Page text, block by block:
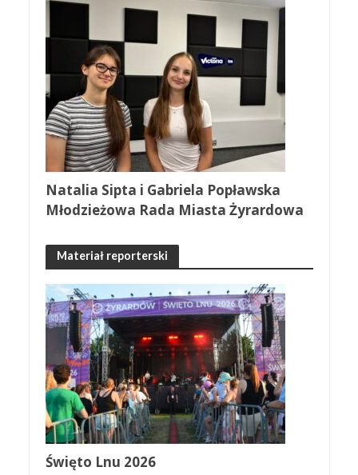
Natalia Sipta i Gabriela Popławska
Młodzieżowa Rada Miasta Żyrardowa
Materiał reporterski
Święto Lnu 2026